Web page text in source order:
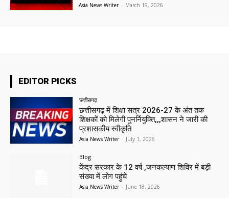
Asia News Writer - March 19, 2026
EDITOR PICKS
छत्तीसगढ़
छत्तीसगढ़ में शिक्षा सत्र 2026-27 के अंत तक
शिक्षकों को मिलेगी पुनर्नियुक्ति,,,शासन ने जारी की
प्रशासकीय स्वीकृति
Asia News Writer - July 1, 2026
Blog
केंद्र सरकार के 12 वर्ष ,जनकल्याण शिविर में बड़ी
संख्या में लोग पहुंचे
Asia News Writer - June 18, 2026